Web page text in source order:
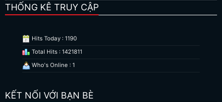
THỐNG KÊ TRUY CẬP
Hits Today : 1190
Total Hits : 1421811
Who's Online : 1
KẾT NỐI VỚI BẠN BÈ